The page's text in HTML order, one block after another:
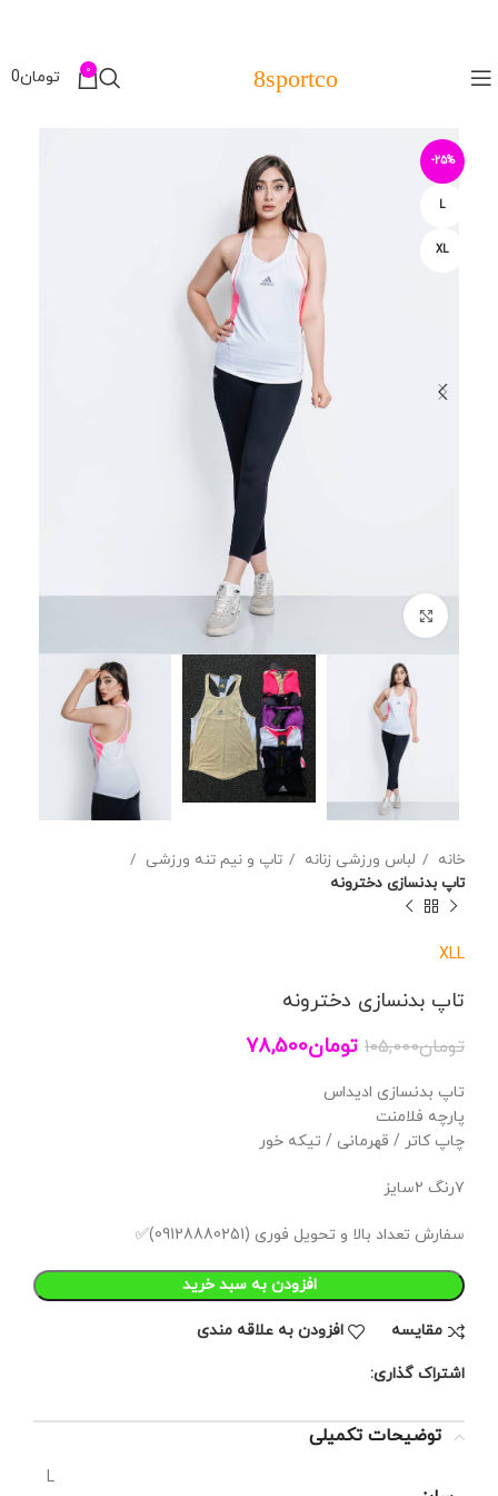
8sportco
0 تومان0
-25%
L
XL
برای بزرگنمایی کلیک کنید
خانه لباس ورزشی زنانه
تاپ و نیم تنه ورزشی
تاپ بدنسازی دخترونه
L
XL
تاپ بدنسازی دخترونه
تومان105,000 تومان78,500
تاپ بدنسازی ادیداس
پارچه فلامنت
چاپ کاتر / قهرمانی / تیکه خور
۷رنگ ۲سایز
سفارش تعداد بالا و تحویل فوری (09128880251)✅
افزودن به سبد خرید
مقايسه افزودن به علاقه مندی
اشتراک گذاری:
توضیحات تکمیلی
L